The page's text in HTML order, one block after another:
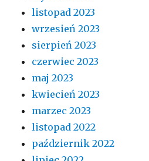
listopad 2023
wrzesień 2023
sierpień 2023
czerwiec 2023
maj 2023
kwiecień 2023
marzec 2023
listopad 2022
październik 2022